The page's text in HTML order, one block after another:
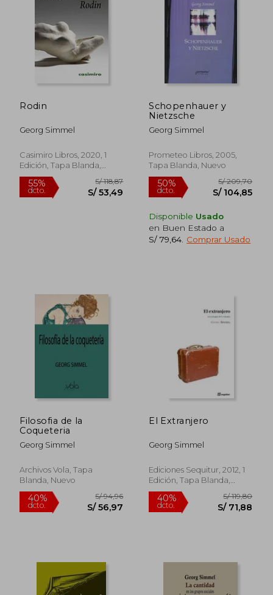
55%
dcto. S/ 56,56
50%
dcto.
55%
dcto.
S/ 169,18
S/ 76,13
Rodin
Georg Simmel
Casimiro Libros, 2020, 1
Edición, Tapa Blanda,
Nuevo
Schopenhauer y
Nietzsche
Georg Simmel
Prometeo Libros, 2005,
Tapa Blanda, Nuevo
Disponible Usado
en Buen Estado a
S/ 79,64 Comprar Usado
Filosofia de la
Coqueteria
Georg Simmel
Archivos Vola, Tapa
Blanda, Nuevo
El Extranjero
Georg Simmel
Ediciones Sequitur, 2012, 1
Edición, Tapa Blanda,
Nuevo